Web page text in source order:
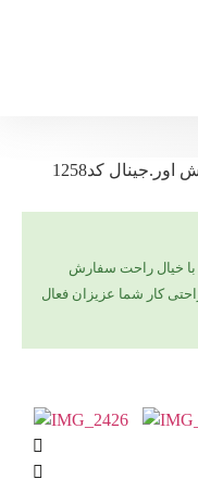
کد1258
با خیال راحت سفارش
کار شما عزیزان فعال